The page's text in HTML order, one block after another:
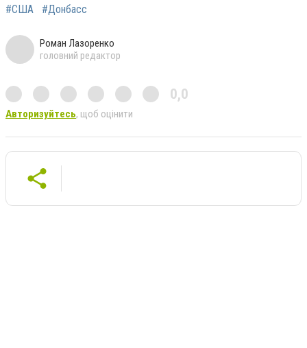
#США #Донбасс
Роман Лазоренко
головний редактор
0,0
Авторизуйтесь, щоб оцінити